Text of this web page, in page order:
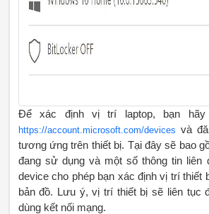
Để xác định vị trí laptop, bạn
https://account.microsoft.com/devices và
tương ứng trên thiết bị. Tại đây sẽ bao
đang sử dụng và một số thông tin liên
device cho phép bạn xác định vị trí thiết
bản đồ. Lưu ý, vị trí thiết bị sẽ liên tục
dùng kết nối mạng.